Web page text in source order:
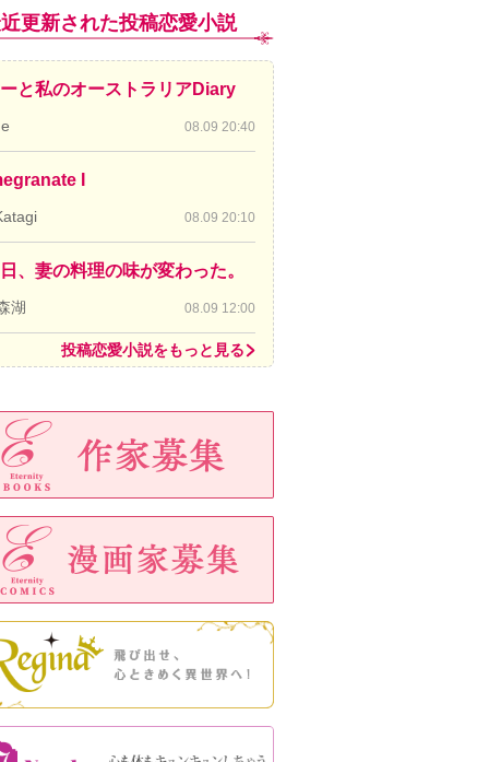
更新された投稿恋愛小説
と私のオーストラリアDiary
08.09 20:40
I
08.09 20:10
、妻の料理の味が変わった。
湖 08.09 12:00
投稿恋愛小説をもっと見る